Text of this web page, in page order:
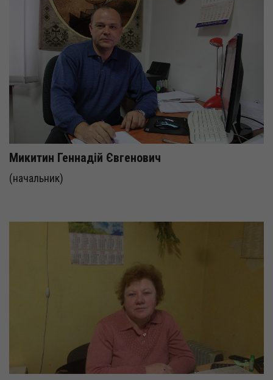
Микитин Геннадій Євгенович
(начальник)